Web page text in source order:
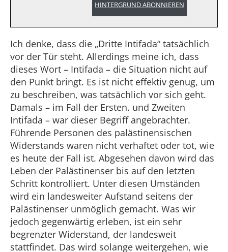
HINTERGRUND ABONNIEREN
Ich denke, dass die „Dritte Intifada“ tatsächlich
vor der Tür steht. Allerdings meine ich, dass
dieses Wort – Intifada – die Situation nicht auf
den Punkt bringt. Es ist nicht effektiv genug, um
zu beschreiben, was tatsächlich vor sich geht.
Damals – im Fall der Ersten. und Zweiten
Intifada – war dieser Begriff angebrachter.
Führende Personen des palästinensischen
Widerstands waren nicht verhaftet oder tot, wie
es heute der Fall ist. Abgesehen davon wird das
Leben der Palästinenser bis auf den letzten
Schritt kontrolliert. Unter diesen Umständen
wird ein landesweiter Aufstand seitens der
Palästinenser unmöglich gemacht. Was wir
jedoch gegenwärtig erleben, ist ein sehr
begrenzter Widerstand, der landesweit
stattfindet. Das wird solange weitergehen, wie